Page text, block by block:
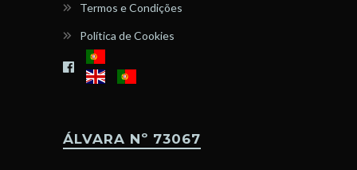
Termos e Condições
Política de Cookies
ÁLVARA Nº 73067